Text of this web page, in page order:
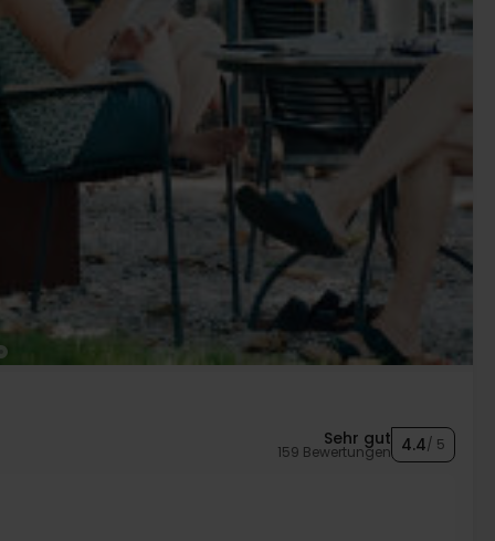
Sehr gut
159 Bewertungen 4.4/ 5